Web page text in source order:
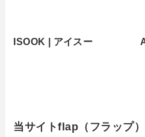
ISOOK | アイスー
当サイトflap（フラップ